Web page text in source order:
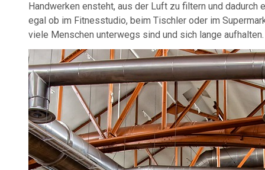
Handwerken ensteht, aus der Luft zu filtern und dadurch
egal ob im Fitnesstudio, beim Tischler oder im
viele Menschen unterwegs sind und sich lange aufhalten.